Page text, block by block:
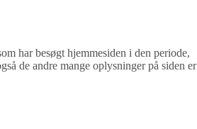
har besøgt hjemmesiden i den periode,
de andre mange oplysninger på siden er